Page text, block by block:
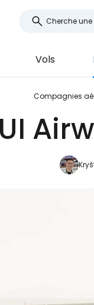
Vols